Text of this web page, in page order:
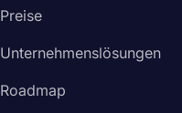
Preise
Unternehmenslösungen
Roadmap